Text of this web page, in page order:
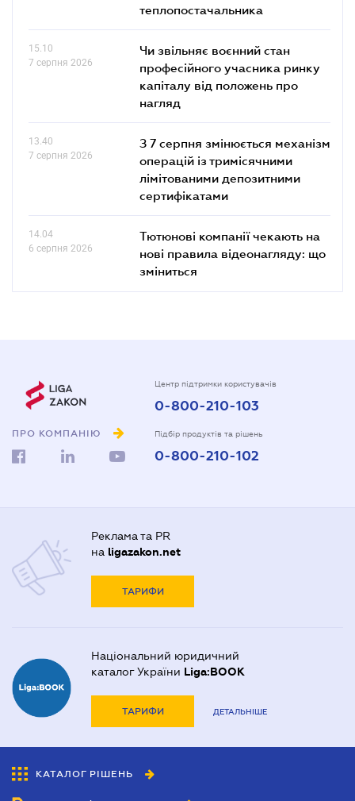
теплопостачальника
15.10
7 серпня 2026
Чи звільняє воєнний стан
професійного учасника ринку
капіталу від положень про
нагляд
13.40
7 серпня 2026
З 7 серпня змінюється механізм
операцій із тримісячними
лімітованими депозитними
сертифікатами
14.04
6 серпня 2026
Тютюнові компанії чекають на
нові правила відеонагляду: що
зміниться
ПРО КОМПАНІЮ
Центр підтримки користувачів
0-800-210-103
Підбір продуктів та рішень
0-800-210-102
Реклама та PR
на ligazakon.net
ТАРИФИ
Національний юридичний
каталог України Liga:BOOK
ТАРИФИ ДЕТАЛЬНІШЕ
КАТАЛОГ РІШЕНЬ